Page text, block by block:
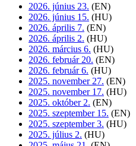
2026. június 23. (EN)
2026. június 15. (HU)
2026. április 7. (EN)
2026. április 2. (HU)
2026. március 6. (HU)
2026. február 20. (EN)
2026. február 6. (HU)
2025. november 27. (EN)
2025. november 17. (HU)
2025. október 2. (EN)
2025. szeptember 15. (EN)
2025. szeptember 3. (HU)
2025. július 2. (HU)